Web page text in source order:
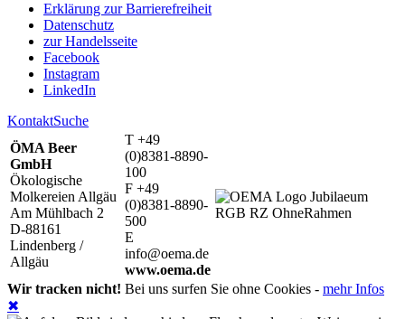
Erklärung zur Barrierefreiheit
Datenschutz
zur Handelsseite
Facebook
Instagram
LinkedIn
KontaktSuche
ÖMA Beer
GmbH
Ökologische
Molkereien Allgäu
Am Mühlbach 2
D-88161
Lindenberg /
Allgäu
T +49
(0)8381-8890-
100
F +49
(0)8381-8890-
500
E
info@oema.de
www.oema.de
Wir tracken nicht! Bei uns surfen Sie ohne Cookies - mehr Infos
✖